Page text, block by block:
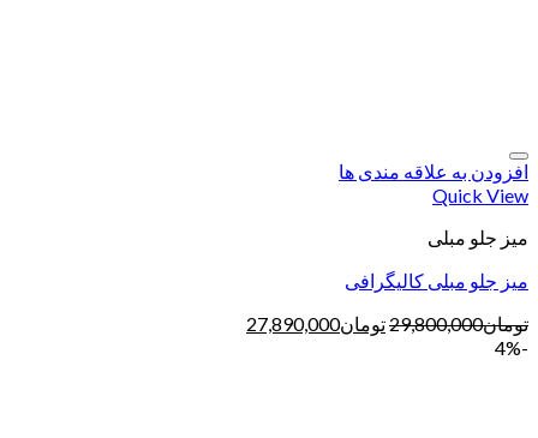
افزودن به علاقه مندی ها
Quick View
میز جلو مبلی
میز جلو مبلی کالیگرافی
تومان29,800,000تومان27,890,000
-4%